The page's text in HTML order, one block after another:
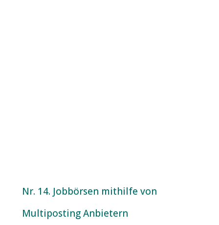
Nr. 14. Jobbörsen mithilfe von
Multiposting Anbietern